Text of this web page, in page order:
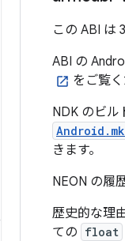
この ABI は
ABI の
をご覧く
NDK のビル
Android.mk
きます。
NEON の履
歴史的な理
ての float